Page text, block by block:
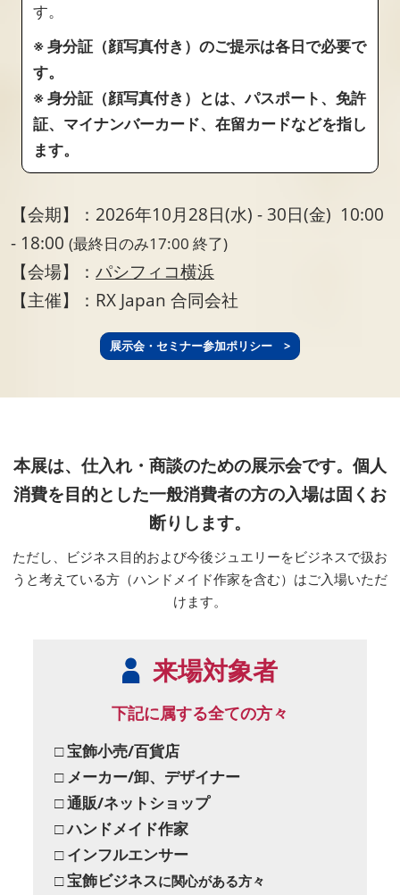
す。
※ 身分証（顔写真付き）のご提示は各日で必要で
す。
※ 身分証（顔写真付き）とは、パスポート、免許
証、マイナンバーカード、在留カードなどを指し
ます。
【会期】：2026年10月28日(水) - 30日(金) 10:00
- 18:00 (最終日のみ17:00 終了)
【会場】： パシフィコ横浜
【主催】：RX Japan 合同会社
展示会・セミナー参加ポリシー >
本展は、仕入れ・商談のための展示会です。個人
消費を目的とした一般消費者の方の入場は固くお
断りします。
ただし、ビジネス目的および今後ジュエリーをビジネスで扱お
うと考えている方（ハンドメイド作家を含む）はご入場いただ
けます。
来場対象者
下記に属する全ての方々
□ 宝飾小売/百貨店
□ メーカー/卸、デザイナー
□ 通販/ネットショップ
□ ハンドメイド作家
□ インフルエンサー
□ 宝飾ビジネスに関心がある方々